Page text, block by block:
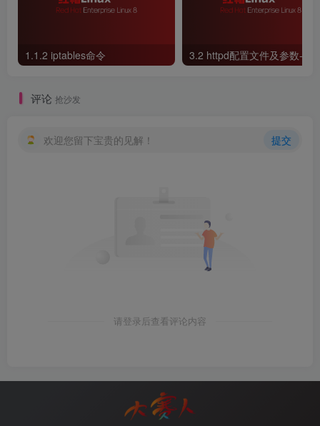
1.1.2 iptables命令
评论 抢沙发
欢迎您留下宝贵的见解！ 提交
请登录后查看评论内容